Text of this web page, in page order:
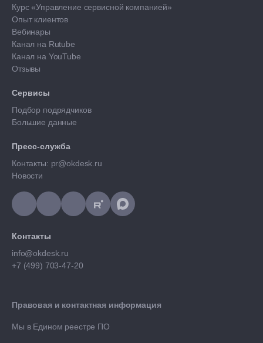
Правовая и контактная информация
Мы в Едином реестре ПО
Курс «Управление сервисной компанией»
Опыт клиентов
Вебинары
Канал на Rutube
Канал на YouTube
Отзывы
Сервисы
Подбор подрядчиков
Большие данные
Пресс-служба
Контакты: pr@okdesk.ru
Новости
Контакты
info@okdesk.ru
+7 (499) 703-47-20